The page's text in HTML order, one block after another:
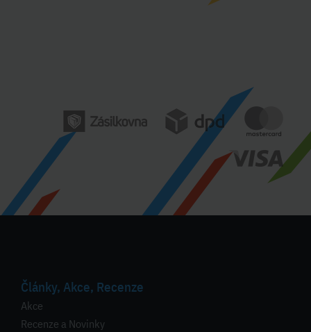
Články, Akce, Recenze
Akce
Recenze a Novinky